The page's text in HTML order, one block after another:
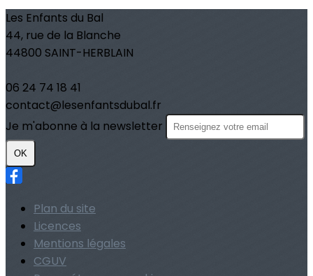
Les Enfants du Bal
44, rue de la Blanche
44800 SAINT-HERBLAIN
06 24 74 18 41
contact@lesenfantsdubal.fr
Je m'abonne à la newsletter
OK
Plan du site
Licences
Mentions légales
CGUV